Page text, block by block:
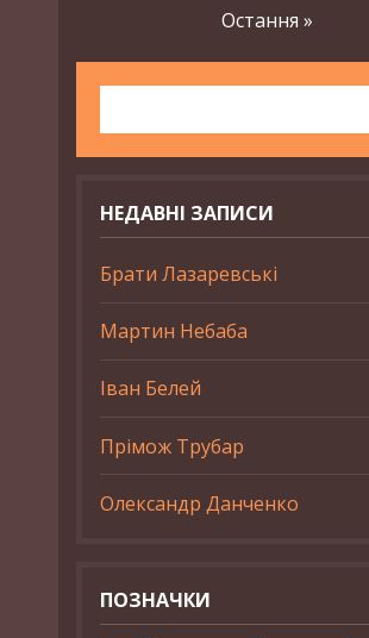
Остання »
НЕДАВНІ ЗАПИСИ
Брати Лазаревські
Мартин Небаба
Іван Белей
Прімож Трубар
Олександр Данченко
ПОЗНАЧКИ